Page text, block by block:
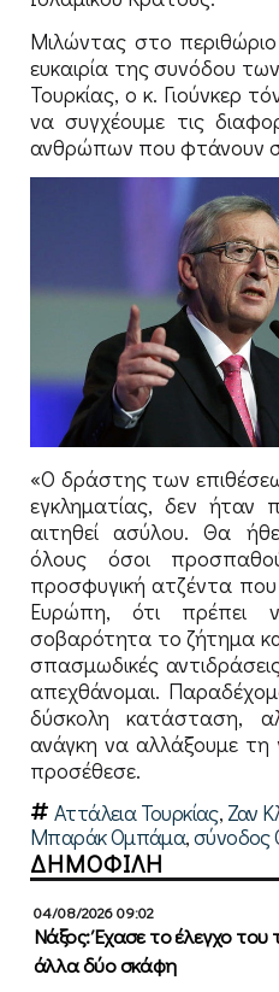
Μιλώντας στο
ευκαιρία της συνόδου
Τουρκίας, ο κ. Γιούνκερ
να συγχέουμε τις
ανθρώπων που φτάνουν
«Ο δράστης των
εγκληματίας, δεν ήταν
αιτηθεί ασύλου. Θα
όλους όσοι
προσφυγική ατζέντα που
Ευρώπη, ότι πρέπει
σοβαρότητα το ζήτημα
σπασμωδικές
απεχθάνομαι.
δύσκολη κατάσταση,
ανάγκη να αλλάξουμε τη
προσέθεσε.
Αττάλεια Τουρκίας, Ζαν
Μπαράκ Ομπάμα,σύνοδος
ΔΗΜΟΦΙΛΗ
04/08/2026 09:02
Νάξος: Έχασε το έλεγχο
άλλα δύο σκάφη